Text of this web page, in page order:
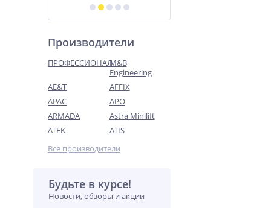
Производители
ПРОФЕССИОНАЛM&B
Engineering
AE&T
AFFIX
APAC
APO
ARMADA
Astra Minilift
ATEK
ATIS
Все производители
Будьте в курсе!
Новости, обзоры и акции